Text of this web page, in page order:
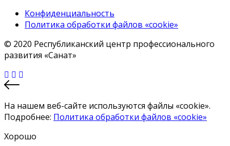
Конфиденциальность
Политика обработки файлов «cookie»
© 2020 Республиканский центр профессионального
развития «Санат»
На нашем веб-сайте используются файлы «cookie».
Подробнее: Политика обработки файлов «cookie»
Хорошо